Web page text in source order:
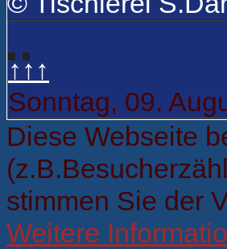
↑↑↑
Sonntag, 09.
Diese Webseite
stimmen Sie der
Weitere